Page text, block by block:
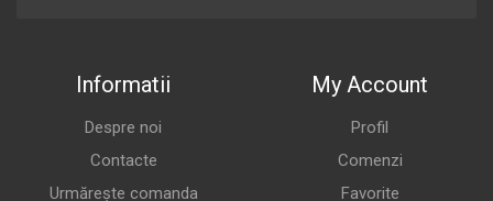
Informatii
Despre noi
Contacte
Urmărește comanda
My Account
Profil
Comenzi
Favorite